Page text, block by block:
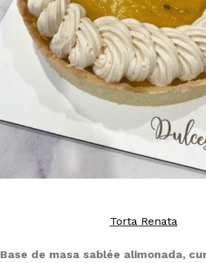
Torta Renata
Base de masa sablée alimonada,